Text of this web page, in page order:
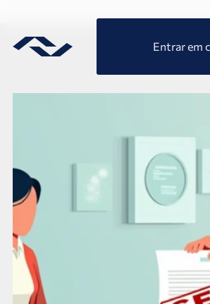
Entrar em